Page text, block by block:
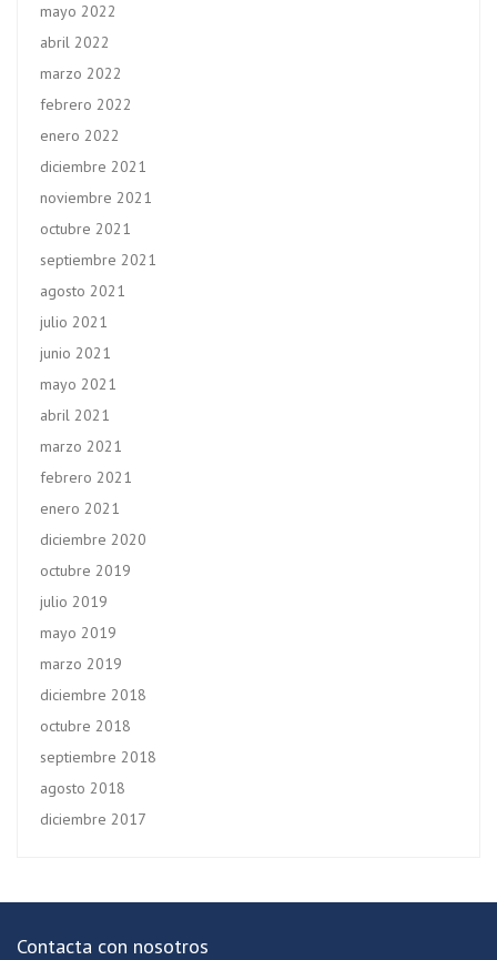
mayo 2022
abril 2022
marzo 2022
febrero 2022
enero 2022
diciembre 2021
noviembre 2021
octubre 2021
septiembre 2021
agosto 2021
julio 2021
junio 2021
mayo 2021
abril 2021
marzo 2021
febrero 2021
enero 2021
diciembre 2020
octubre 2019
julio 2019
mayo 2019
marzo 2019
diciembre 2018
octubre 2018
septiembre 2018
agosto 2018
diciembre 2017
Contacta con nosotros